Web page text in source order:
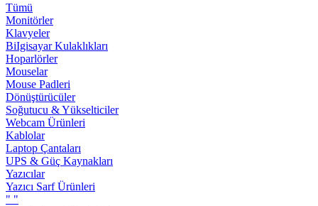
Tümü
Monitörler
Klavyeler
BiIgisayar Kulaklıkları
Hoparlörler
Mouselar
Mouse Padleri
Dönüştürücüler
Soğutucu & Yükselticiler
Webcam Ürünleri
Kablolar
Laptop Çantaları
UPS & Güç Kaynakları
Yazıcılar
Yazıcı Sarf Ürünleri
" "